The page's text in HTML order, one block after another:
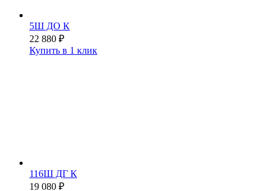
5Ш ДО К
22 880 ₽
Купить в 1 клик
116Ш ДГ К
19 080 ₽